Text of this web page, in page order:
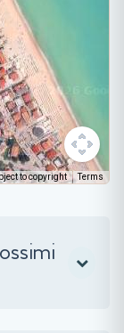
to copyright Terms